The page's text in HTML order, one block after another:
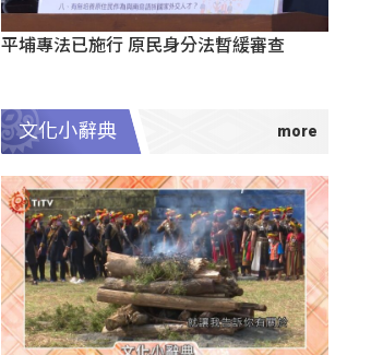
平埔專法已施行 原民身分法暫緩審查
文化小辭典